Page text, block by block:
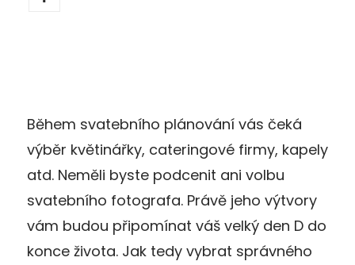
Během svatebního plánování vás čeká
výběr květinářky, cateringové firmy, kapely
atd. Neměli byste podcenit ani volbu
svatebního fotografa. Právě jeho výtvory
vám budou připomínat váš velký den D do
konce života. Jak tedy vybrat správného